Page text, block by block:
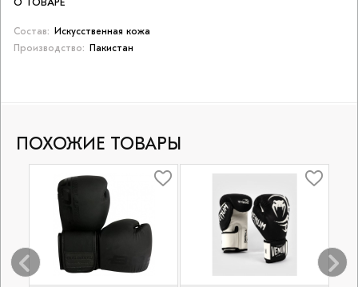
Состав: Искусственная кожа
Производство:
Пакистан
ПОХОЖИЕ ТОВАРЫ